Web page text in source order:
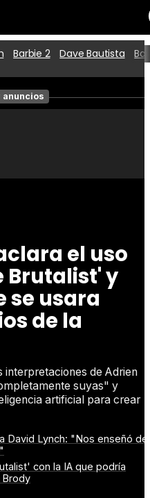
Películas
Barbie 2 Dave Bautista
anuncios
el uso
Brutalist' y
se usara
de la
interpretaciones de Adrien
suyas" y
artificial para crear
David Lynch: "Nos enseñó de
con la IA que podría
Brody